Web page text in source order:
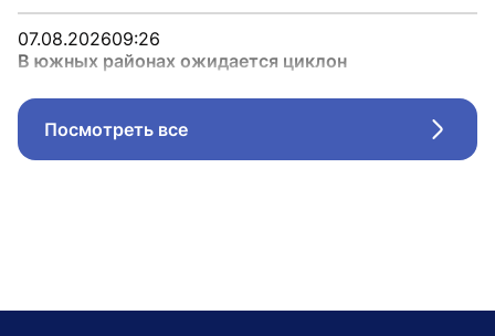
07.08.202609:26
В южных районах ожидается циклон
Посмотреть все